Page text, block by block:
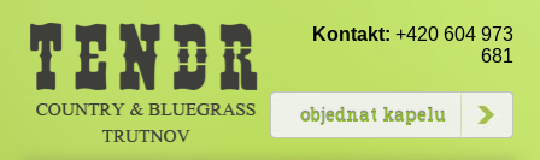
Kontakt: +420 604 973
681
objednat kapelu